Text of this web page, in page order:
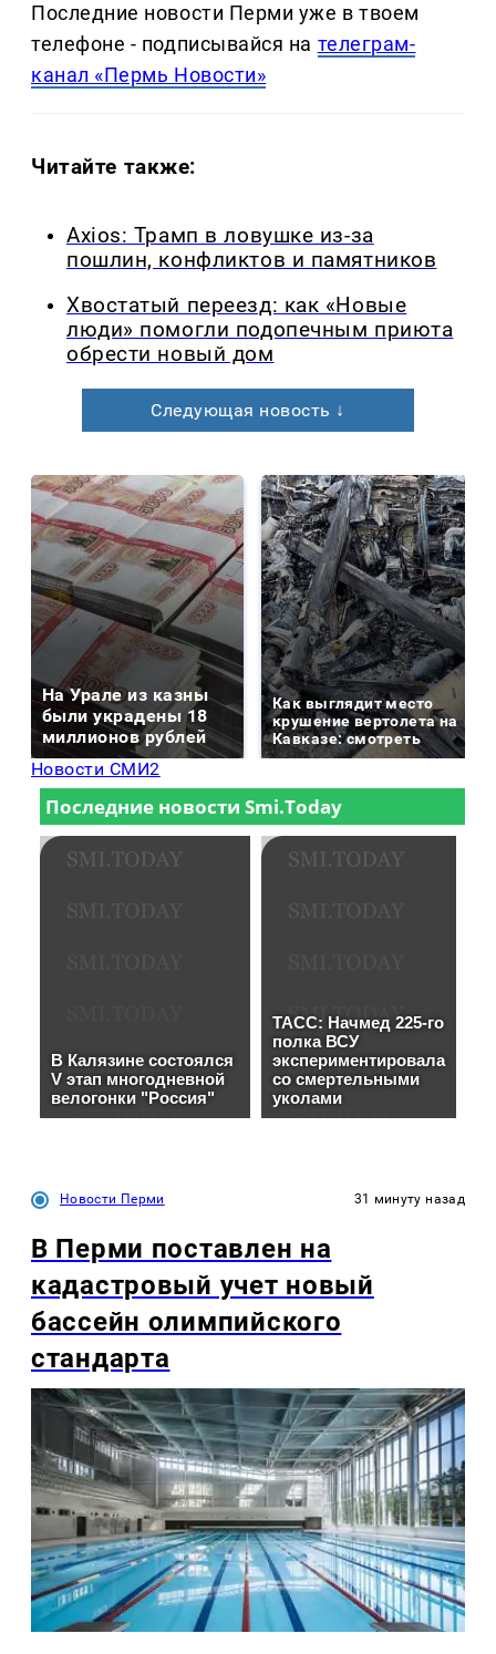
Последние новости Перми уже в твоем
телефоне - подписывайся на телеграм-
канал «Пермь Новости»
Читайте также:
Axios: Трамп в ловушке из-за
пошлин, конфликтов и памятников
Хвостатый переезд: как «Новые
люди» помогли подопечным приюта
обрести новый дом
Следующая новость ↓
На Урале из казны
были украдены 18
миллионов рублей
Как выглядит место
крушение вертолета на
Кавказе: смотреть
Новости СМИ2
Новости Перми 31 минуту назад
В Перми поставлен на
кадастровый учет новый
бассейн олимпийского
стандарта